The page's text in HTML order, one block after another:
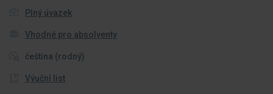
Plný úvazek
Vhodné pro absolventy
čeština (rodný)
Výuční list